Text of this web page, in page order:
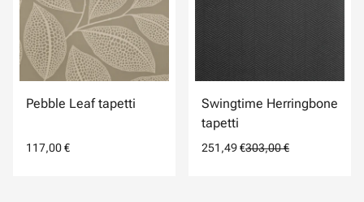
Pebble Leaf tapetti
117,00 €
Swingtime Herringbone
tapetti
251,49 €303,00 €